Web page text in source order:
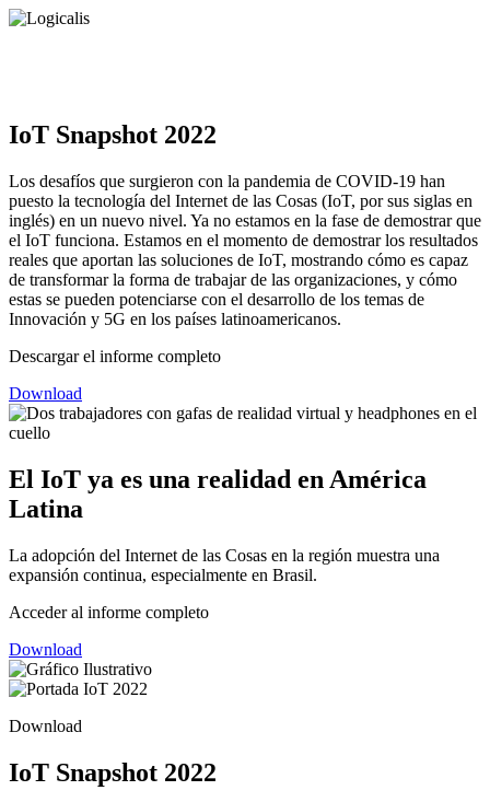
IoT Snapshot 2022
Los desafíos que surgieron con la pandemia de COVID-19 han
puesto la tecnología del Internet de las Cosas (IoT, por sus siglas en
inglés) en un nuevo nivel. Ya no estamos en la fase de demostrar que
el IoT funciona. Estamos en el momento de demostrar los resultados
reales que aportan las soluciones de IoT, mostrando cómo es capaz
de transformar la forma de trabajar de las organizaciones, y cómo
estas se pueden potenciarse con el desarrollo de los temas de
Innovación y 5G en los países latinoamericanos.
Descargar el informe completo
Download
El IoT ya es una realidad en América
Latina
La adopción del Internet de las Cosas en la región muestra una
expansión continua, especialmente en Brasil.
Acceder al informe completo
Download
Download
IoT Snapshot 2022